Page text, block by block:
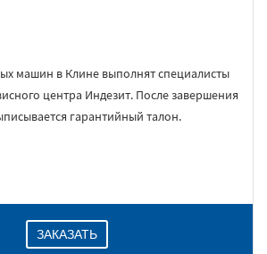
машин в Клине выполнят специалисты
центра Индезит. После завершения
гарантийный талон.
ЗАКАЗАТЬ